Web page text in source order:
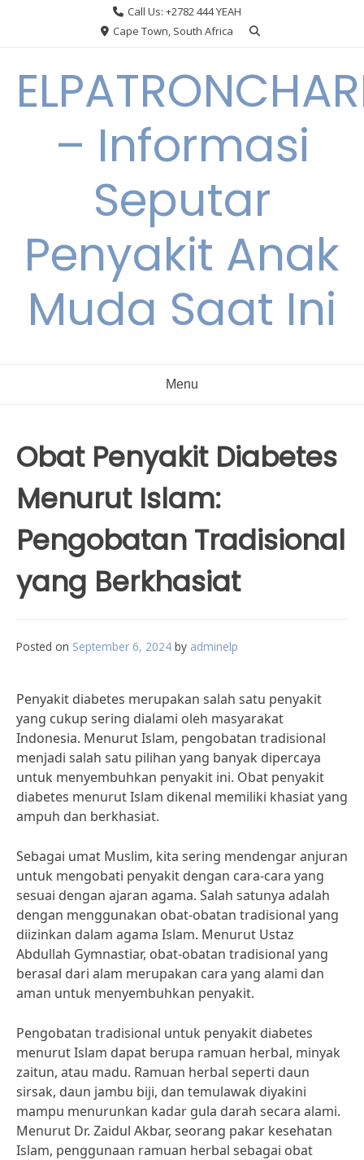
Call Us: +2782 444 YEAH
Cape Town, South Africa
– Informasi
Seputar
Penyakit Anak
Muda Saat Ini
Menu
Obat Penyakit Diabetes
Menurut Islam:
Pengobatan Tradisional
yang Berkhasiat
Posted on September 6, 2024 by adminelp
Penyakit diabetes merupakan salah satu penyakit
yang cukup sering dialami oleh masyarakat
Indonesia. Menurut Islam, pengobatan tradisional
menjadi salah satu pilihan yang banyak dipercaya
untuk menyembuhkan penyakit ini. Obat penyakit
diabetes menurut Islam dikenal memiliki khasiat yang
ampuh dan berkhasiat.
Sebagai umat Muslim, kita sering mendengar anjuran
untuk mengobati penyakit dengan cara-cara yang
sesuai dengan ajaran agama. Salah satunya adalah
dengan menggunakan obat-obatan tradisional yang
diizinkan dalam agama Islam. Menurut Ustaz
Abdullah Gymnastiar, obat-obatan tradisional yang
berasal dari alam merupakan cara yang alami dan
aman untuk menyembuhkan penyakit.
Pengobatan tradisional untuk penyakit diabetes
menurut Islam dapat berupa ramuan herbal, minyak
zaitun, atau madu. Ramuan herbal seperti daun
sirsak, daun jambu biji, dan temulawak diyakini
mampu menurunkan kadar gula darah secara alami.
Menurut Dr. Zaidul Akbar, seorang pakar kesehatan
Islam, penggunaan ramuan herbal sebagai obat